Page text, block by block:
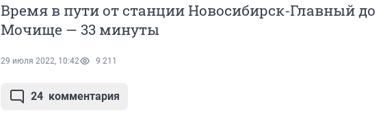
Время в пути от станции Новосибирск-Главный
Мочище — 33 минуты
29 июля 2022, 10:42 9 211
24 комментария